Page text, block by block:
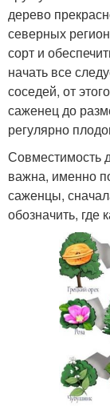
дерево
северных
сорт и
начать все
соседей, от
саженец до
регулярно
Совместимость
важна, именно
саженцы,
обозначить, где